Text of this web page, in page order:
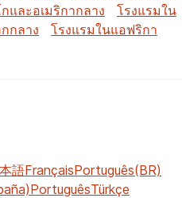
และอเมริกากลาง
โรงแรมใน
กลาง โรงแรมในแอฟริกา
語FrançaisPortuguês(BR)
PortuguêsTürkçe